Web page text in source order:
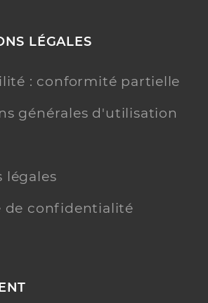
LÉGALES
: conformité partielle
générales d'utilisation
légales
de confidentialité